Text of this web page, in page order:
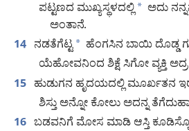
ಪಟ್ಟಣದ ಮುಖ್ಯಸ್ಥಳದಲ್ಲಿ * ಅದು
ಅಂತಾನೆ.
14 ನಡತೆಗೆಟ್ಟ * ಹೆಂಗಸಿನ ಬಾಯಿ ದೊಡ್ಡ
ಯೆಹೋವನಿಂದ ಶಿಕ್ಷೆ ಸಿಗೋ ವ್ಯಕ್ತಿ ಅದ್ರ
15 ಹುಡುಗನ ಹೃದಯದಲ್ಲಿ ಮೂರ್ಖತನ
ಶಿಸ್ತು ಅನ್ನೋ ಕೋಲು ಅದನ್ನ
16 ಬಡವನಿಗೆ ಮೋಸ ಮಾಡಿ ಆಸ್ತಿ